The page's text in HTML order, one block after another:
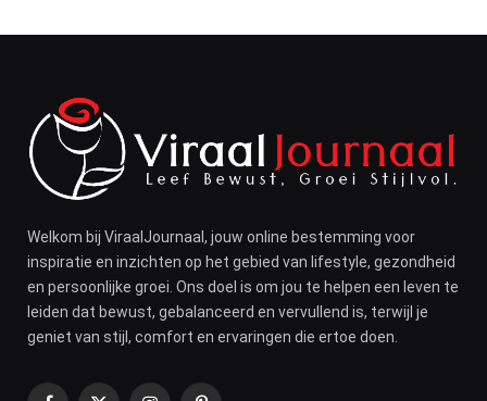
Welkom bij ViraalJournaal, jouw online bestemming voor
inspiratie en inzichten op het gebied van lifestyle, gezondheid
en persoonlijke groei. Ons doel is om jou te helpen een leven te
leiden dat bewust, gebalanceerd en vervullend is, terwijl je
geniet van stijl, comfort en ervaringen die ertoe doen.